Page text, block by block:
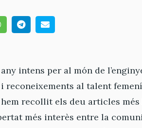
intens per al món de
reconeixements al talent femení
hem recollit els deu articles
més interès entre la